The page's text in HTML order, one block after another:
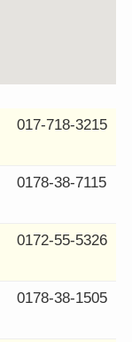
017-718-3215
0178-38-7115
0172-55-5326
0178-38-1505